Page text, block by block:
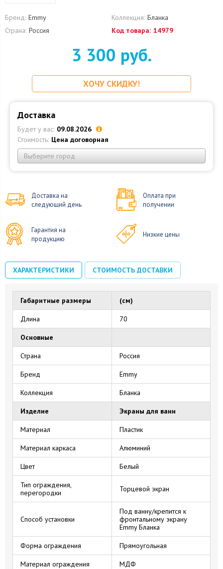
Бренд: Emmy Коллекция: Бланка
Страна: Россия Код товара: 14979
3 300 руб.
ХОЧУ СКИДКУ!
Доставка
Будет у вас: 09.08.2026
Стоимость: Цена договорная
Выберите город
Доставка на
следующий день
Оплата при
получении
Гарантия на
продукцию
Низкие цены
ХАРАКТЕРИСТИКИ СТОИМОСТЬ ДОСТАВКИ
Габаритные размеры (см)
Длина 70
Основные
Страна Россия
Бренд Emmy
Коллекция Бланка
Изделие Экраны для ванн
Материал Пластик
Материал каркаса Алюминий
Цвет Белый
Тип ограждения,
перегородки
Торцевой экран
Способ установки
Под ванну/крепится к
фронтальному экрану
Emmy Бланка
Форма ограждения Прямоугольная
Материал ограждения МДФ